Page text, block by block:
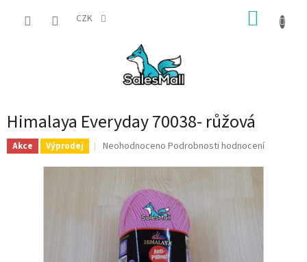
CZK
Himalaya Everyday 70038- růžová
Akce Výprodej
Průměrné
produktu
hvězdiček.
Neohodnoceno Podrobnosti hodnocení